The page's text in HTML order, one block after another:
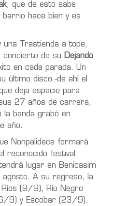
, que de esto sabe
hace bien y es
una Trastienda a tope,
concierto de su Dejando
en cada parada. Un
último disco -de ahí el
deja espacio para
27 años de carrera,
la banda grabó en
año.
Nonpalidece formará
reconocido festival
lugar en Benicasim
agosto. A su regreso, la
(9/9), Río Negro
9) y Escobar (23/9).